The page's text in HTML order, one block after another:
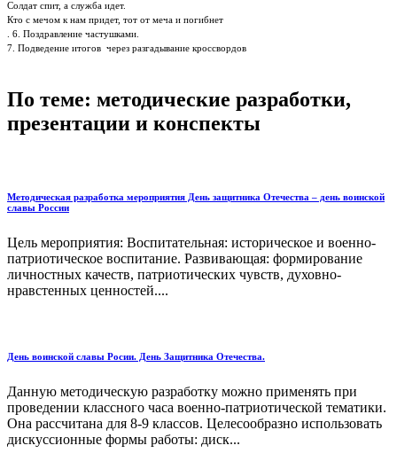
Солдат спит, а служба идет.
Кто с мечом к нам придет, тот от меча и погибнет
. 6. Поздравление частушками.
7. Подведение итогов через разгадывание кроссвордов
По теме: методические разработки,
презентации и конспекты
Методическая разработка мероприятия День защитника Отечества – день воинской
славы России
Цель мероприятия: Воспитательная: историческое и военно-
патриотическое воспитание. Развивающая: формирование
личностных качеств, патриотических чувств, духовно-
нравстенных ценностей....
День воинской славы Росии. День Защитника Отечества.
Данную методическую разработку можно применять при
проведении классного часа военно-патриотической тематики.
Она рассчитана для 8-9 классов. Целесообразно использовать
дискуссионные формы работы: диск...